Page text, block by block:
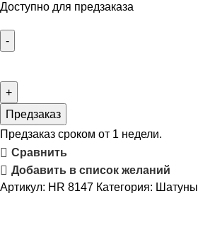
Доступно для предзаказа
Предзаказ
Предзаказ сроком от 1 недели.
Сравнить
Добавить в список желаний
Артикул: HR 8147 Категория: Шатуны